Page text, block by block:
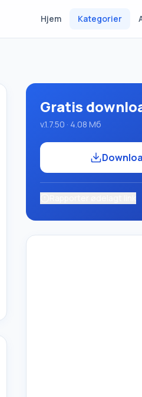
Hjem Kategorier
Gratis
v.1.7.50 · 4.08 Мб